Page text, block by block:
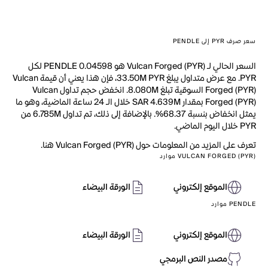
سعر صرف PYR إلى PENDLE
السعر الحالي لـ Vulcan Forged (PYR) هو PENDLE 0.04598 لكل
PYR. مع عرض متداول يبلغ 33.50M PYR، فإن هذا يعني أن قيمة Vulcan
Forged (PYR) السوقية تبلغ 8.080M. انخفض حجم تداول Vulcan
Forged (PYR) بمقدار SAR 4.639M خلال الـ 24 ساعة الماضية، وهو ما
يمثل انخفاض بنسبة 68.37%. بالإضافة إلى ذلك، تم تداول 6.785M من
PYR خلال اليوم الماضي.
تعرف على المزيد من المعلومات حول Vulcan Forged (PYR) هنا.
VULCAN FORGED (PYR) موارد
الموقع إلكتروني الورقة البيضاء
PENDLE موارد
الموقع إلكتروني
الورقة البيضاء
مصدر النص البرمجي